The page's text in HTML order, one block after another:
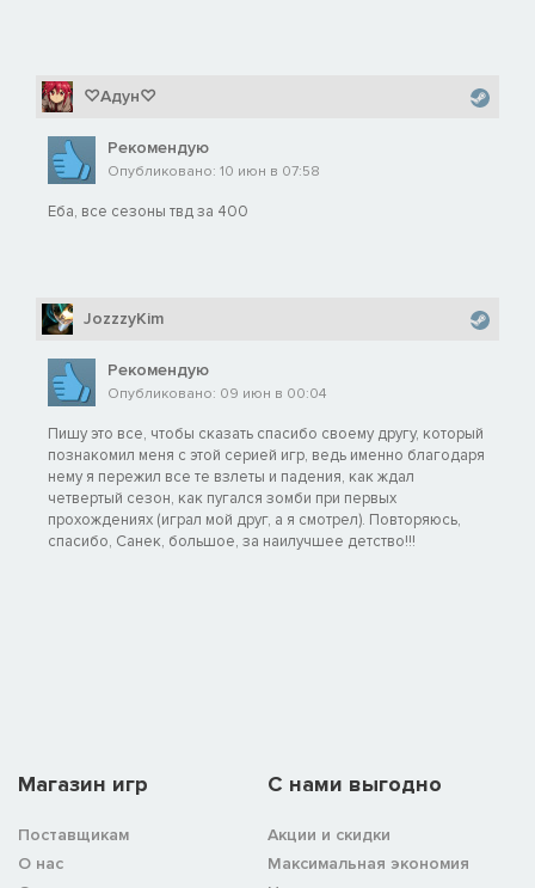
♡Адун♡
Рекомендую
Опубликовано: 10 июн в 07:58
Еба, все сезоны твд за 400
JozzzyKim
Рекомендую
Опубликовано: 09 июн в 00:04
Пишу это все, чтобы сказать спасибо своему другу, который
познакомил меня с этой серией игр, ведь именно благодаря
нему я пережил все те взлеты и падения, как ждал
четвертый сезон, как пугался зомби при первых
прохождениях (играл мой друг, а я смотрел). Повторяюсь,
спасибо, Санек, большое, за наилучшее детство!!!
Магазин игр
Поставщикам
О нас
C нами выгодно
Акции и скидки
Максимальная экономия